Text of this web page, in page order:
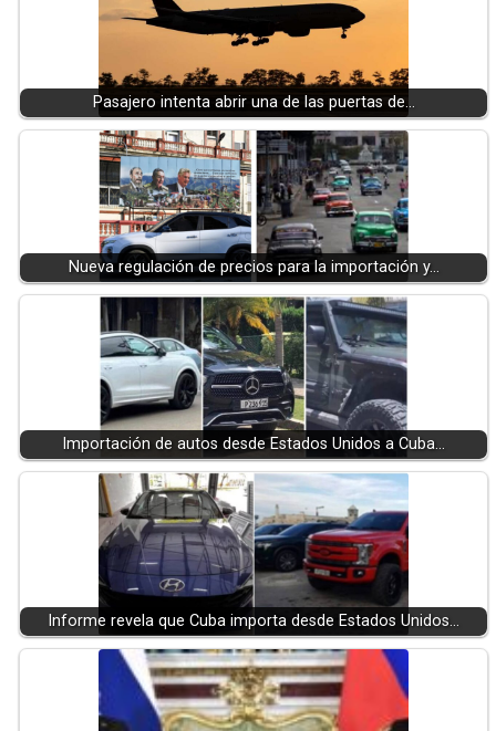
Pasajero intenta abrir una de las puertas de…
Nueva regulación de precios para la importación y…
Importación de autos desde Estados Unidos a Cuba…
Informe revela que Cuba importa desde Estados Unidos…